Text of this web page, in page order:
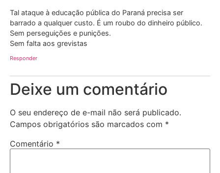
Tal ataque à educação pública do Paraná precisa ser
barrado a qualquer custo. É um roubo do dinheiro público.
Sem perseguições e punições.
Sem falta aos grevistas
Responder
Deixe um comentário
O seu endereço de e-mail não será publicado.
Campos obrigatórios são marcados com *
Comentário *